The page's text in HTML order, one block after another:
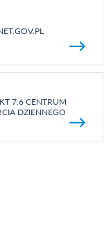
7.6 CENTRUM
DZIENNEGO